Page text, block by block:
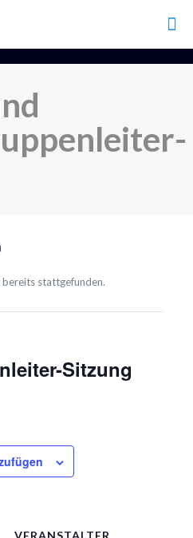
stattgefunden.
Sitzung
VERANSTALTER